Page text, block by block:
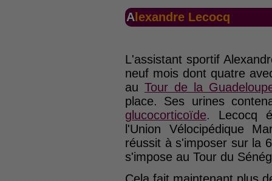
Alexandre Lecocq
L'assistant sportif
neuf mois dont quatre
au Tour de la
place. Ses urines
glucocorticoïde. Lecocq
l'Union Vélocipédique
réussit à s'imposer sur la
s'impose au Tour du